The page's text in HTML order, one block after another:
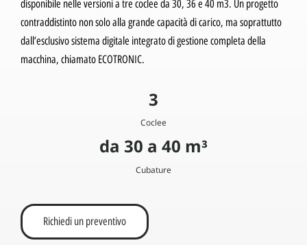
disponibile nelle versioni a tre coclee da 30, 36 e 40 m3. Un progetto
contraddistinto non solo alla grande capacità di carico, ma soprattutto
dall’esclusivo sistema digitale integrato di gestione completa della
macchina, chiamato ECOTRONIC.
3
Coclee
da 30 a 40 m³
Cubature
Richiedi un preventivo